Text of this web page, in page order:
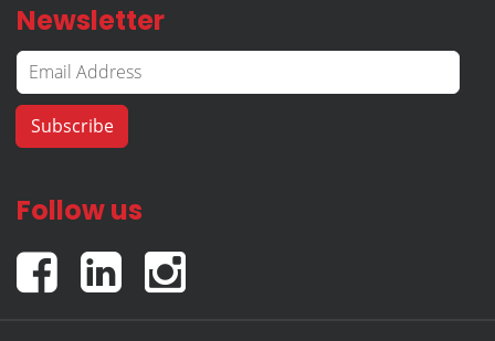
Newsletter
Follow us